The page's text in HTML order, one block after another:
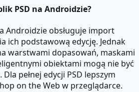
PSD na Androidzie?
Androidzie obsługuje import
ich podstawową edycję. Jednak
warstwami dopasowań, maskami
obiektami mogą nie być
pełnej edycji PSD lepszym
on the Web w przeglądarce.